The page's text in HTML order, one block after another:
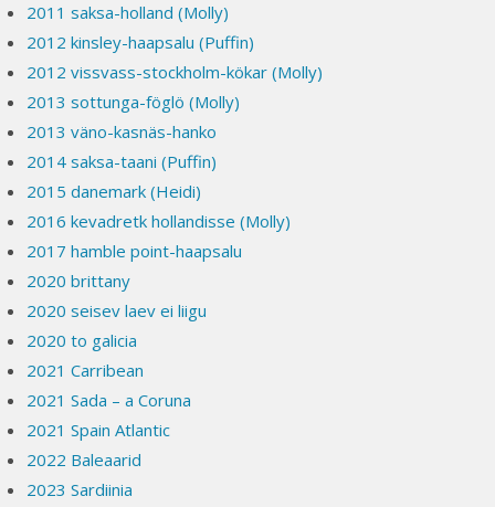
2011 saksa-holland (Molly)
2012 kinsley-haapsalu (Puffin)
2012 vissvass-stockholm-kökar (Molly)
2013 sottunga-föglö (Molly)
2013 väno-kasnäs-hanko
2014 saksa-taani (Puffin)
2015 danemark (Heidi)
2016 kevadretk hollandisse (Molly)
2017 hamble point-haapsalu
2020 brittany
2020 seisev laev ei liigu
2020 to galicia
2021 Carribean
2021 Sada – a Coruna
2021 Spain Atlantic
2022 Baleaarid
2023 Sardiinia